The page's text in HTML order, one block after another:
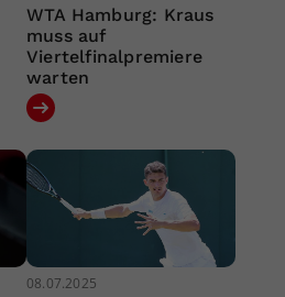
WTA Hamburg: Kraus
muss auf
Viertelfinalpremiere
warten
08.07.2025